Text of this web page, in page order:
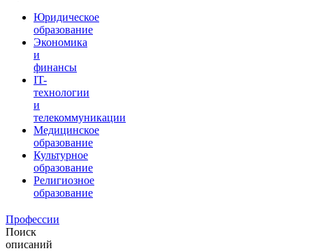
Юридическое
образование
Экономика
и
финансы
IT-
технологии
и
телекоммуникации
Медицинское
образование
Культурное
образование
Религиозное
образование
Профессии
Поиск
описаний